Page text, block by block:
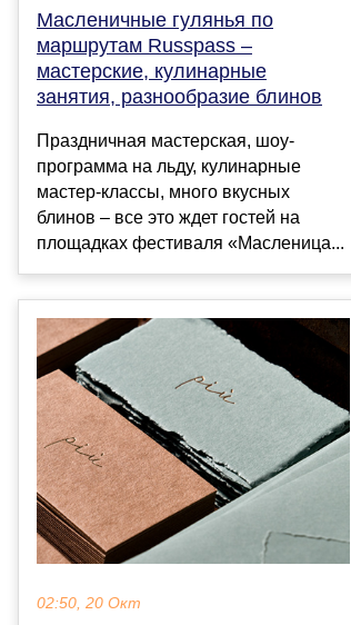
Масленичные гулянья по
маршрутам Russpass –
мастерские, кулинарные
занятия, разнообразие блинов
Праздничная мастерская, шоу-
программа на льду, кулинарные
мастер-классы, много вкусных
блинов – все это ждет гостей на
площадках фестиваля «Масленица...
02:50, 20 Окт